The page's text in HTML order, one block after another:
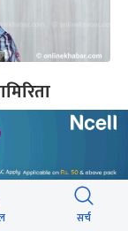
सर्च